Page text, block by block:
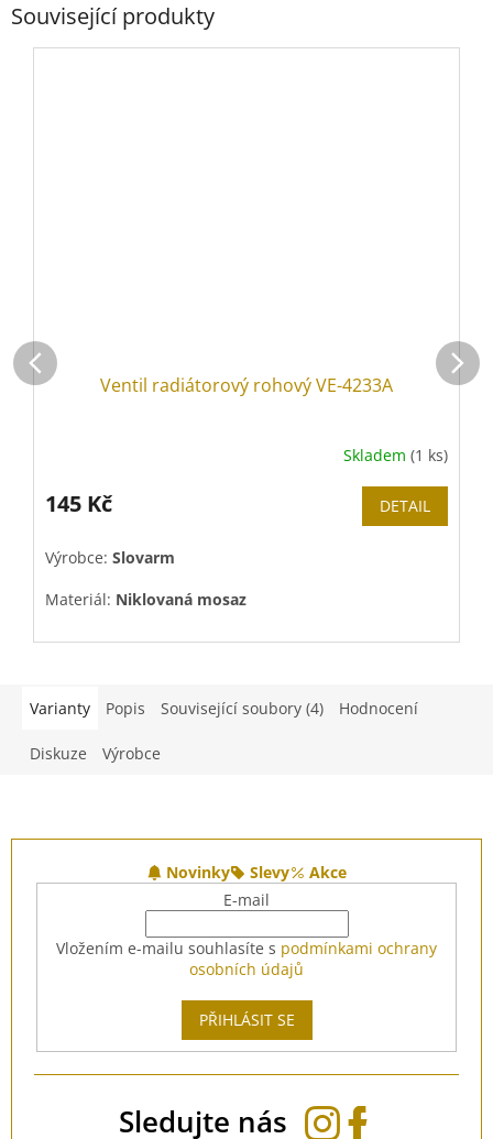
Související produkty
Ventil radiátorový rohový VE-4233A
Skladem (1 ks)
145 Kč DETAIL
Výrobce: Slovarm
Materiál: Niklovaná mosaz
Varianty Popis Související soubory (4) Hodnocení
Diskuze Výrobce
Novinky Slevy
Akce
E-mail
Vložením e-mailu souhlasíte s podmínkami ochrany
osobních údajů
PŘIHLÁSIT SE
Sledujte nás